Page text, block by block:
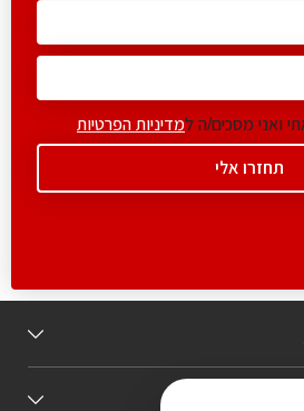
ואני מסכים/ה למדיניות הפרטיות